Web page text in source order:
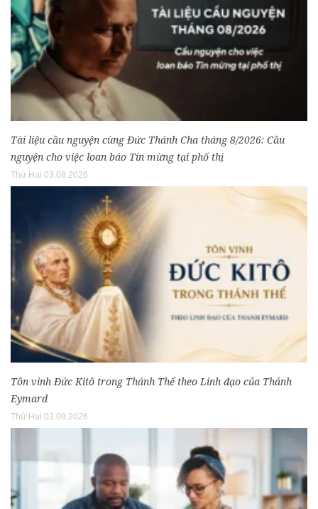
Tài liệu cầu nguyện cùng Đức Thánh Cha tháng 8/2026: Cầu
nguyện cho việc loan báo Tin mừng tại phố thị
Thứ Hai 03.08.2026
Tôn vinh Đức Kitô trong Thánh Thể theo Linh đạo của Thánh
Eymard
Thứ Hai 03.08.2026